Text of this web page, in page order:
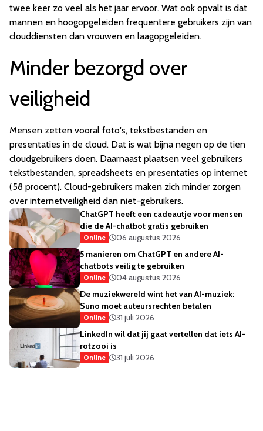
twee keer zo veel als het jaar ervoor. Wat ook opvalt is dat
mannen en hoogopgeleiden frequentere gebruikers zijn van
clouddiensten dan vrouwen en laagopgeleiden.
Minder bezorgd over
veiligheid
Mensen zetten vooral foto's, tekstbestanden en
presentaties in de cloud. Dat is wat bijna negen op de tien
cloudgebruikers doen. Daarnaast plaatsen veel gebruikers
tekstbestanden, spreadsheets en presentaties op internet
(58 procent). Cloud-gebruikers maken zich minder zorgen
over internetveiligheid dan niet-gebruikers.
ChatGPT heeft een cadeautje voor mensen
die de AI-chatbot gratis gebruiken
Online
06 augustus 2026
5 manieren om ChatGPT en andere AI-
chatbots veilig te gebruiken
Online
04 augustus 2026
De muziekwereld wint het van AI-muziek:
Suno moet auteursrechten betalen
Online
31 juli 2026
LinkedIn wil dat jij gaat vertellen dat iets AI-
rotzooi is
Online 31 juli 2026